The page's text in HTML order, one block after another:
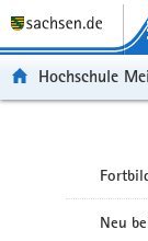
Portalübergreifende
Hochschule
Neu